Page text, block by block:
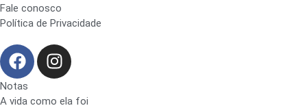
Fale conosco
Política de Privacidade
Notas
A vida como ela foi